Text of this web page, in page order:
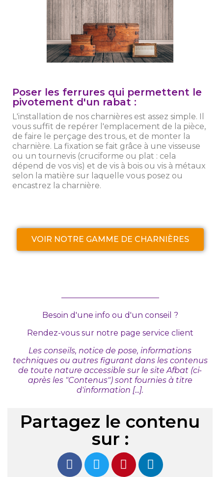
Poser les ferrures qui permettent le
pivotement d'un rabat :
L'installation de nos charnières est assez simple. Il
vous suffit de repérer l'emplacement de la pièce,
de faire le perçage des trous, et de monter la
charnière. La fixation se fait grâce à une visseuse
ou un tournevis (cruciforme ou plat : cela
dépend de vos vis) et de vis à bois ou vis à métaux
selon la matière sur laquelle vous posez ou
encastrez la charnière.
VOIR NOTRE GAMME DE CHARNIÈRES
Besoin d'une info ou d'un conseil ?
Rendez-vous sur notre page service client
Les conseils, notice de pose, informations
techniques ou autres figurant dans les contenus
de toute nature accessible sur le site Afbat (ci-
après les "Contenus") sont fournies à titre
d'information [...].
Partagez le contenu
sur :